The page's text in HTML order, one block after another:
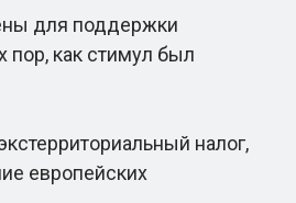
для поддержки
пор, как стимул был
налог,
европейских